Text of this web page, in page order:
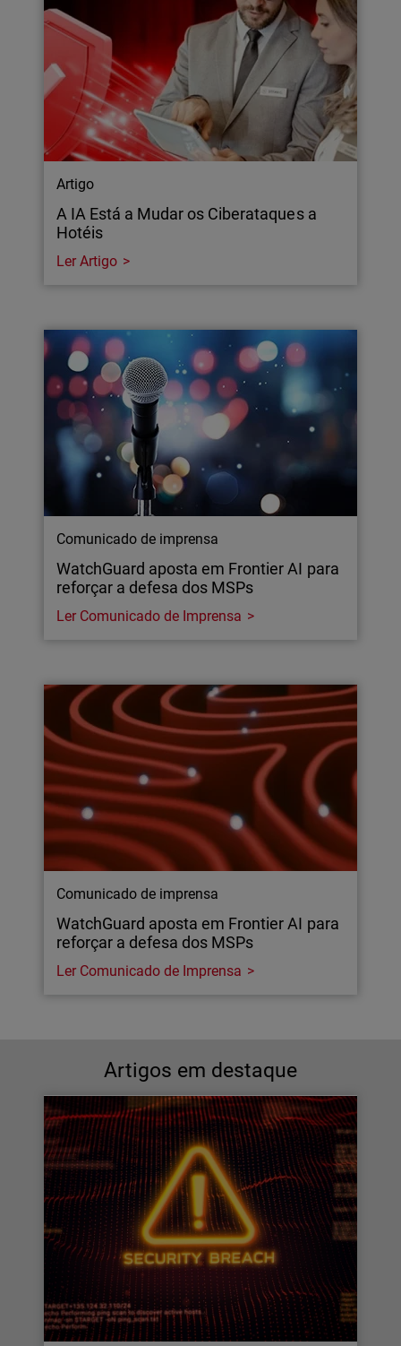
Artigo
A IA Está a Mudar os Ciberataques a
Hotéis
Ler Artigo
Comunicado de imprensa
WatchGuard aposta em Frontier AI para
reforçar a defesa dos MSPs
Ler Comunicado de Imprensa
Comunicado de imprensa
WatchGuard aposta em Frontier AI para
reforçar a defesa dos MSPs
Ler Comunicado de Imprensa
Artigos em destaque